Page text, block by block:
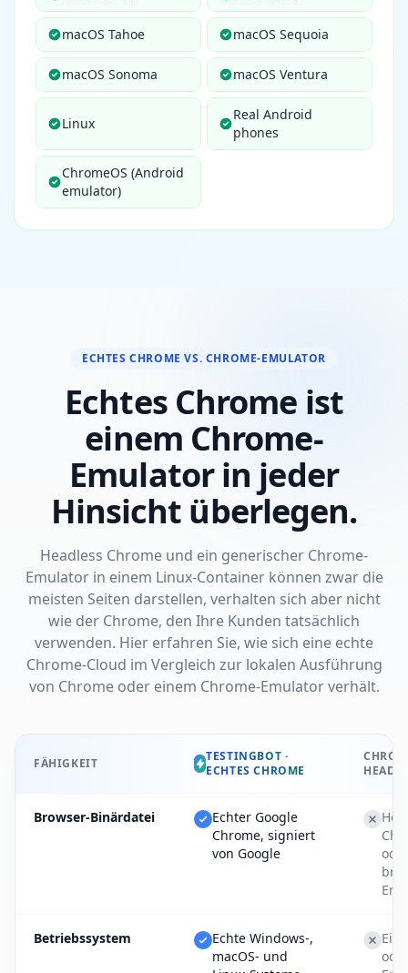
macOS Tahoe macOS Sequoia
macOS Sonoma macOS Ventura
Linux
Real Android
phones
ChromeOS (Android
emulator)
ECHTES CHROME VS. CHROME-EMULATOR
Echtes Chrome ist
einem Chrome-
Emulator in jeder
Hinsicht überlegen.
Headless Chrome und ein generischer Chrome-
Emulator in einem Linux-Container können zwar die
meisten Seiten darstellen, verhalten sich aber nicht
wie der Chrome, den Ihre Kunden tatsächlich
verwenden. Hier erfahren Sie, wie sich eine echte
Chrome-Cloud im Vergleich zur lokalen Ausführung
von Chrome oder einem Chrome-Emulator verhält.
FÄHIGKEIT
TESTINGBOT ·
ECHTES CHROME
Browser-Binärdatei
Echter Google
Chrome, signiert
von Google
Betriebssystem
Echte Windows-,
macOS- und
Ein